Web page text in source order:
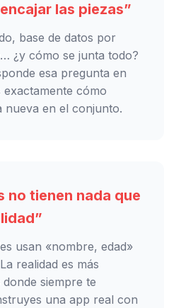
las piezas”
base de datos por
¿y cómo se junta todo?
esa pregunta en
cómo
nueva en el conjunto.
no tienen nada que
usan «nombre, edad»
realidad es más
siempre te
una app real con